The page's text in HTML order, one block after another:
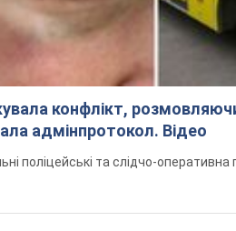
конфлікт,
адмінпротокол. Відео
поліцейські та слідчо-оперативна